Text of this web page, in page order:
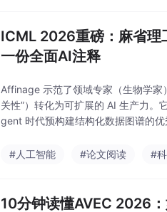
ICML 2026重磅：麻省
一份全面AI注释
Affinage 示范了领域专家（生物学家
关性”）转化为可扩展的 AI 生产力。
gent 时代预构建结构化数据图谱的
#人工智能
#论文阅读 #
10分钟读懂AVEC 2026